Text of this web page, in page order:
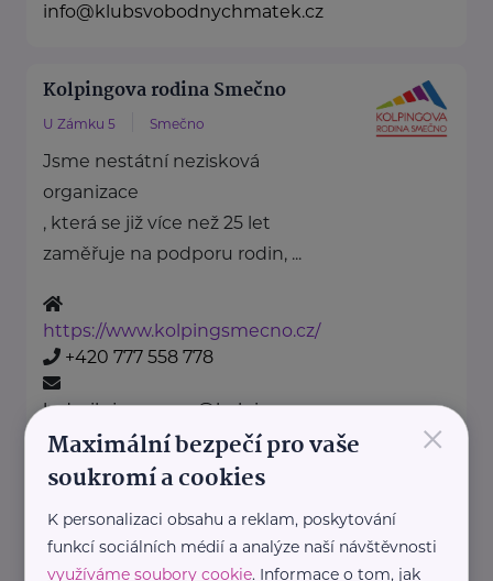
info@klubsvobodnychmatek.cz
Kolpingova rodina Smečno
U Zámku 5 Smečno
Jsme nestátní nezisková
organizace
, která se již více než 25 let
zaměřuje na podporu rodin, ...
https://www.kolpingsmecno.cz/
+420 777 558 778
ludmila.janzurova@kolpingsmecno.cz
Ministerstvo práce a sociálních věcí ČR
Na Poříčním právu 1/376 Praha 2
https://www.mpsv.cz/
×
Maximální bezpečí pro vaše
soukromí a cookies
K personalizaci obsahu a reklam, poskytování
funkcí sociálních médií a analýze naší návštěvnosti
využíváme soubory cookie. Informace o tom, jak